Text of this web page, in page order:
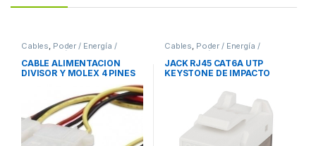
Cables Poder / Energía /
Alimentación
CABLE ALIMENTACION
DIVISOR Y MOLEX 4 PINES
A DUAL MOLEX HEMBRA
MOLEX 4 PINES A DUAL
MOLEX HEMBRA
Cables Poder / Energía /
Alimentación
JACK RJ45 CAT6A UTP
KEYSTONE DE IMPACTO